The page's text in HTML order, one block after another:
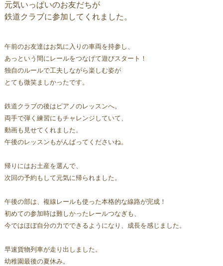
元気いっぱいのお友だちが
鉄道クラブに参加してくれました。
午前のお友達はお気に入りの車両を持参し、
あっという間にレールをつなげて遊びスタート！
独自のルールで工夫しながら楽しむ姿が
とても微笑ましかったです。
鉄道クラブの後はピアノのレッスンへ。
両手で弾く練習にもチャレンジしていて、
動画も見せてくれました。
午後のレッスンもがんばってくださいね。
帰りにはお土産を選んで、
次回の予約もして元気に帰られました。
午後の部は、複線レールも使った本格的な線路が完成！
初めての参加時は難しかったレールつなぎも、
今ではほぼ自分の力でできるようになり、成長を感じました。
早速貨物列車が走り出しました。
幼稚園最後の夏休み。